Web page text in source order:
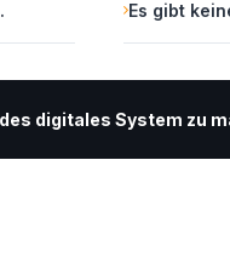
Es gibt
digitales System zu